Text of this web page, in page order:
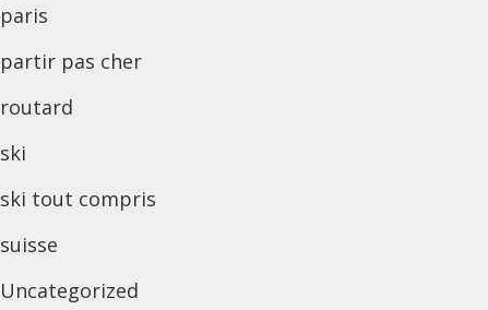
paris
partir pas cher
routard
ski
ski tout compris
suisse
Uncategorized